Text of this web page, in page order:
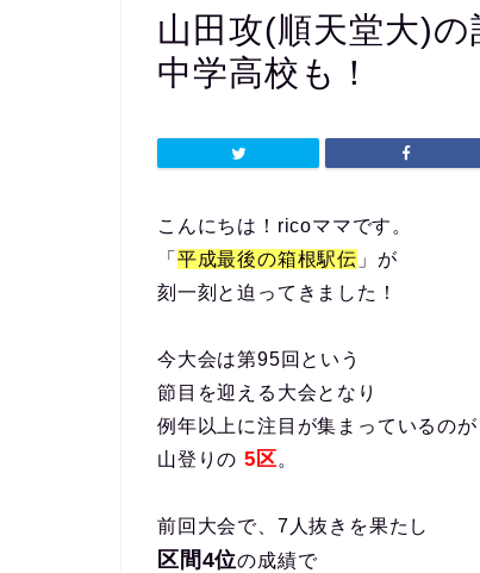
山田攻(順天堂大)
中学高校も！
こんにちは！ricoママです。
「 平成最後の箱根駅伝 」が
刻一刻と迫ってきました！
今大会は第95回という
節目を迎える大会となり
例年以上に注目が集まっているのが
山登りの 5区。
前回大会で、7人抜きを果たし
区間4位の成績で